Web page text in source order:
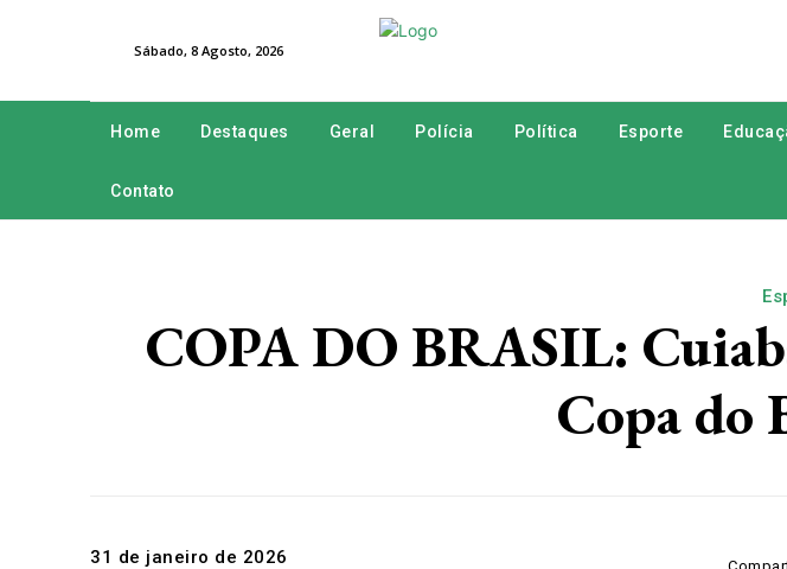
Sábado, 8 Agosto, 2026
Home Destaques Geral Polícia Política Esporte
Contato
COPA DO BRASIL:
Copa do
31 de janeiro de 2026